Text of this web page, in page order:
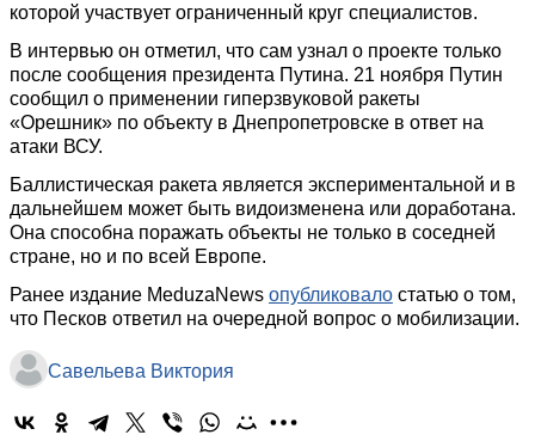
которой участвует ограниченный круг специалистов.
В интервью он отметил, что сам узнал о проекте только
после сообщения президента Путина. 21 ноября Путин
сообщил о применении гиперзвуковой ракеты
«Орешник» по объекту в Днепропетровске в ответ на
атаки ВСУ.
Баллистическая ракета является экспериментальной и в
дальнейшем может быть видоизменена или доработана.
Она способна поражать объекты не только в соседней
стране, но и по всей Европе.
Ранее издание MeduzaNews опубликовало статью о том,
что Песков ответил на очередной вопрос о мобилизации.
Савельева Виктория